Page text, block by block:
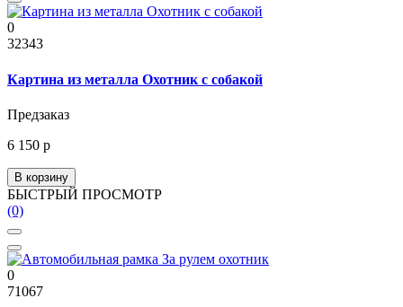
0
32343
Картина из металла Охотник с собакой
Предзаказ
6 150 р
В корзину
БЫСТРЫЙ ПРОСМОТР
(0)
0
71067